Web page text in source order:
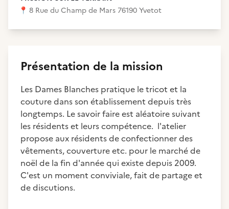
📍 8 Rue du Champ de Mars 76190 Yvetot
Présentation de la mission
Les Dames Blanches pratique le tricot et la
couture dans son établissement depuis très
longtemps. Le savoir faire est aléatoire suivant
les résidents et leurs compétence. l'atelier
propose aux résidents de confectionner des
vêtements, couverture etc. pour le marché de
noël de la fin d'année qui existe depuis 2009.
C'est un moment conviviale, fait de partage et
de discutions.